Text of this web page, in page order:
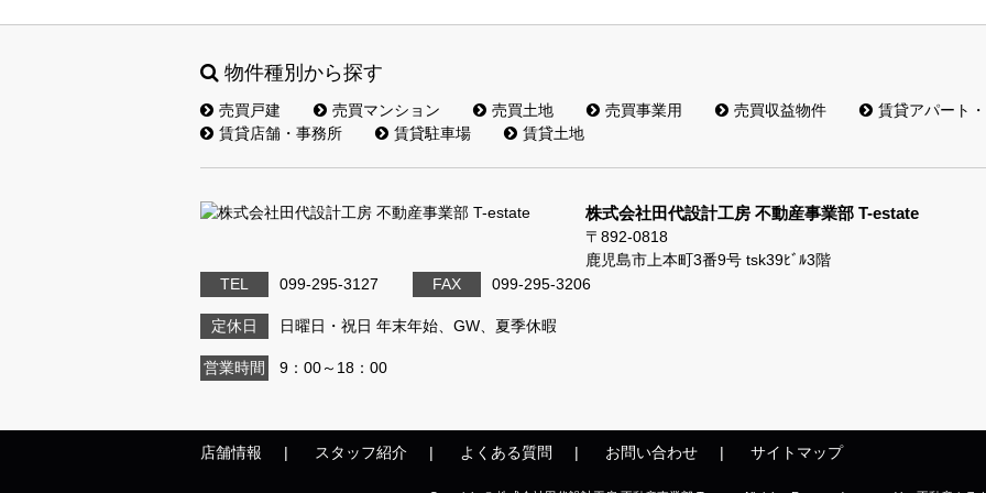
物件種別から探す
売買戸建 売買マンション 売買土地 売買事業用 売買収益物件
賃貸アパート
賃貸店舗・事務所
賃貸駐車場 賃貸土地
株式会社田代設計工房 不動産事業部 T-estate
〒892-0818
鹿児島市上本町3番9号 tsk39ﾋﾞﾙ3階
TEL
099-295-3127 FAX 099-295-3206
定休日 日曜日・祝日 年末年始、GW、夏季休暇
営業時間 9：00～18：00
店舗情報 スタッフ紹介 よくある質問 お問い合わせ サイトマップ